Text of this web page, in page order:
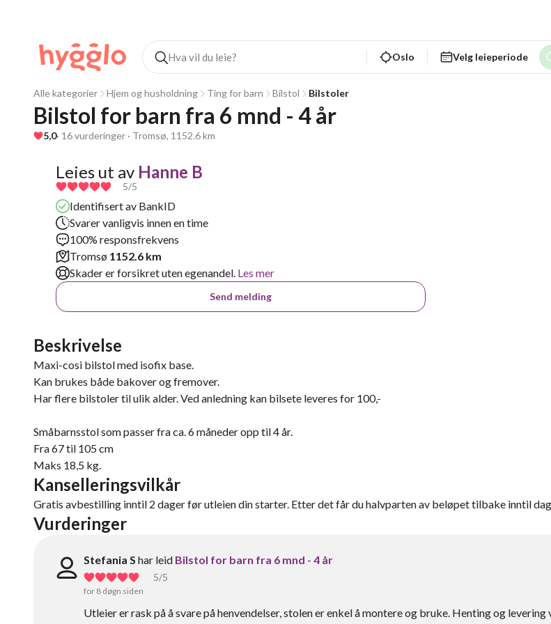
Oslo Velg leieperiode
Alle kategorier Hjem og husholdning Ting for barn Bilstol Bilstoler
Bilstol for barn fra 6 mnd - 4 år
5,0· 16 vurderinger · Tromsø, 1152.6 km
Leies ut av Hanne B
5/5
Identifisert av BankID
Svarer vanligvis innen en time
100% responsfrekvens
Tromsø 1152.6 km
Skader er forsikret uten egenandel. Les mer
Send melding
Beskrivelse
Maxi-cosi bilstol med isofix base.
Kan brukes både bakover og fremover.
Har flere bilstoler til ulik alder. Ved anledning kan bilsete leveres for 100,-
Småbarnsstol som passer fra ca. 6 måneder opp til 4 år.
Fra 67 til 105 cm
Maks 18,5 kg.
Kanselleringsvilkår
Gratis avbestilling inntil 2 dager før utleien din starter. Etter det får du halvparten av beløpet tilbake inntil
Vurderinger
Stefania S har leid Bilstol for barn fra 6 mnd - 4 år
5/5
for 8 døgn siden
Utleier er rask på å svare på henvendelser, stolen er enkel å montere og bruke. Henting og levering